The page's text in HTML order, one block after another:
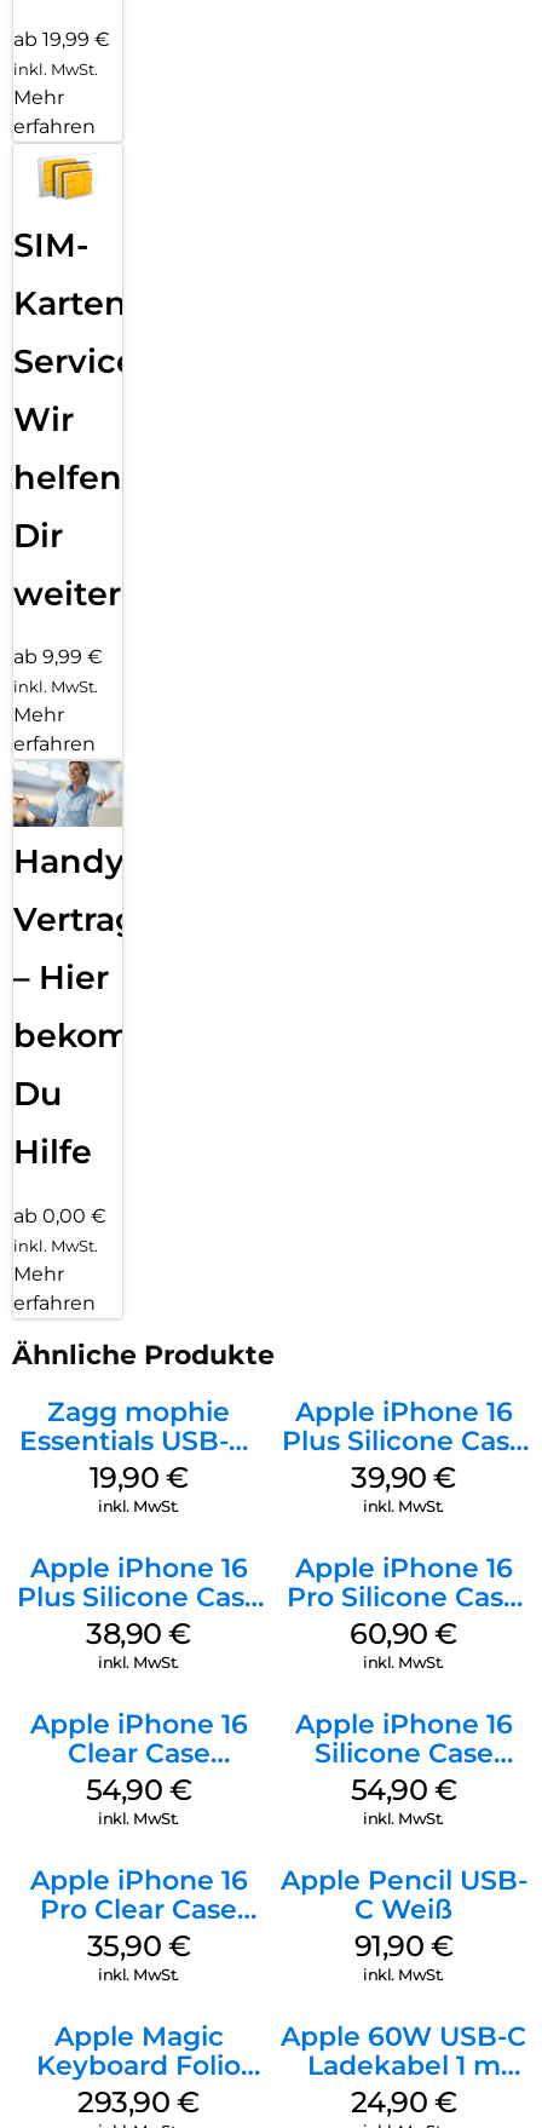
ab 19,99 €
inkl. MwSt.
Mehr
erfahren
SIM-
Karten
Service:
Wir
helfen
Dir
weiter
ab 9,99 €
inkl. MwSt.
Mehr
erfahren
Handy
Vertragsabwicklung
– Hier
bekommst
Du
Hilfe
ab 0,00 €
inkl. MwSt.
Mehr
erfahren
Ähnliche Produkte
Zagg mophie
Essentials USB-C-
20W Charger PD
Weiß
19,90 €
inkl. MwSt.
Apple iPhone 16
Plus Silicone Case
MagSafe Plum
39,90€
inkl. MwSt.
Apple iPhone 16
Plus Silicone Case
MagSafe Denim
38,90€
inkl. MwSt.
Apple iPhone 16
Pro Silicone Case
MagSafe Stone
Gray
60,90€
inkl. MwSt.
Apple iPhone 16
Clear Case
MagSafe
Transparent
54,90 €
inkl. MwSt.
Apple iPhone 16
Silicone Case
MagSafe Black
54,90 €
inkl. MwSt.
Apple iPhone 16
Pro Clear Case
MagSafe
Transparent
35,90 €
inkl. MwSt.
Apple Pencil USB-
C Weiß
91,90 €
inkl. MwSt.
Apple Magic
Keyboard Folio
iPad 10.9″ (10.Gen.)
293,90€
Apple 60W USB-C
Ladekabel 1 m
Weiß
24,90 €